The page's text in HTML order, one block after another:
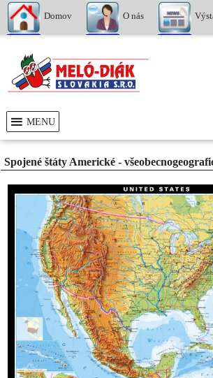
Domov O nás
MENU
Spojené štáty Americké -